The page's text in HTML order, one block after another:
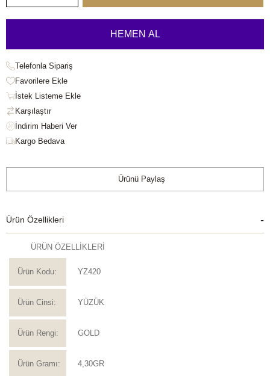
Telefonla Sipariş
Favorilere Ekle
İstek Listeme Ekle
Karşılaştır
Kargo Bedava
Ürünü Paylaş
Ürün Özellikleri
ÜRÜN ÖZELLİKLERİ
Ürün Kodu: YZ420
Ürün Cinsi: YÜZÜK
Ürün Rengi: GOLD
Ürün Gramı: 4,30GR